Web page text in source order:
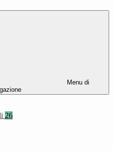
Menu di
26